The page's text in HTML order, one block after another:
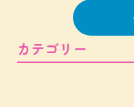
カテゴリー